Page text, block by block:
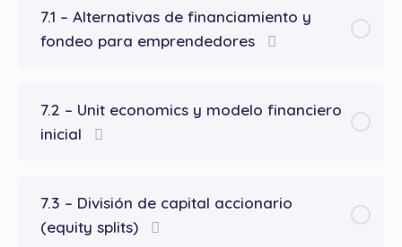
7.1 – Alternativas de financiamiento y
fondeo para emprendedores
7.2 – Unit economics y modelo financiero
inicial
7.3 – División de capital accionario
(equity splits)